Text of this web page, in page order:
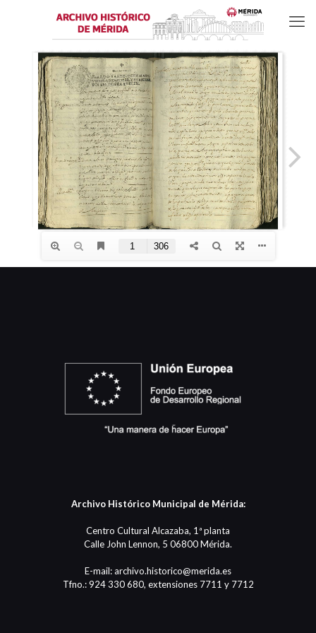
Archivo Histórico Municipal de Mérida:
Centro Cultural Alcazaba, 1ª planta
Calle John Lennon, 5 06800 Mérida.
E-mail: archivo.historico@merida.es
Tfno.: 924 330 680, extensiones 7711 y 7712